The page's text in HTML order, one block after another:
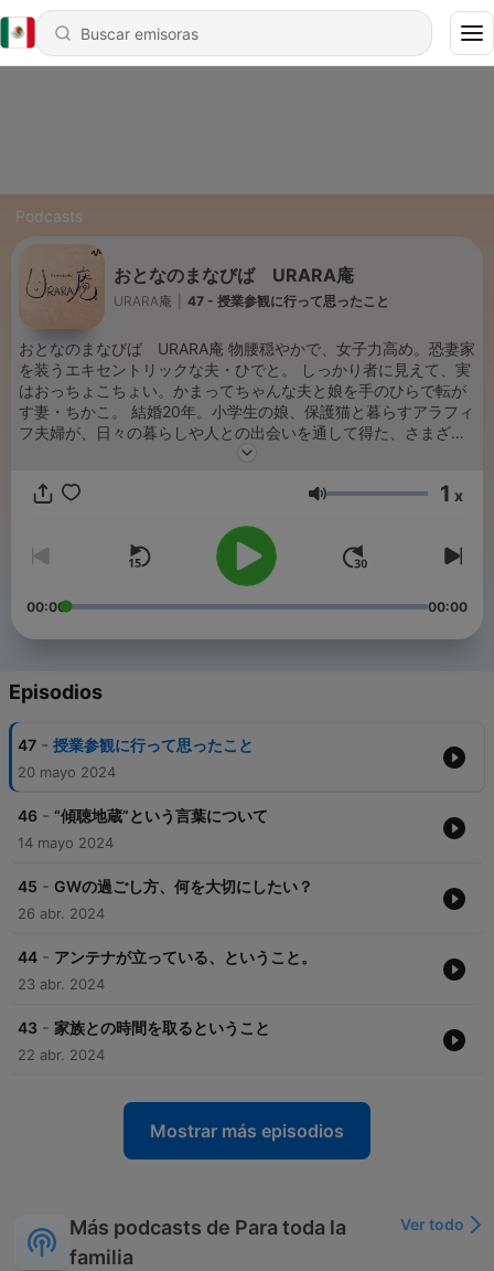
Podcasts
おとなのまなびば URARA庵
URARA庵 47 - 授業参観に行って思ったこと
おとなのまなびば URARA庵 物腰穏やかで、女子力高め。恐妻家
を装うエキセントリックな夫・ひでと。 しっかり者に見えて、実
はおっちょこちょい。かまってちゃんな夫と娘を手のひらで転が
す妻・ちかこ。 結婚20年。小学生の娘、保護猫と暮らすアラフィ
フ夫婦が、日々の暮らしや人との出会いを通して得た、さまざま
な学びと気づきをシェア。自分自身のキャリアと子育て、パート
顔で、自己最幸！ 自分らしく人生を楽しむヒントになれば幸い
ファイル、各種心理学、絵本講座、塾講師経験を活かし、こども
&おとなが「素の自分」を発揮し「なりたい自分」へ成長するサ
ポート。 学生向けオンラインコミュニティ、 パパのためのオンラ
「子育てマナビバradio」
向け「君 the NEXT!」
https://stand.fm/channels/6064e0e8be8d4428b93ef202 妻・
ちかこ ライター／bun-sou-ya代表 編集・ライター歴23年。新聞
記者（16年）を経て、フリーランスに。本人も気づかなかった想
いまで引き出すインタビューを得意とし、人・住まい・暮らしの
専門ライターとして活動。地元メディアでの取材記事のほか、自
費出版・商業出版のブックライティングも手掛ける。現在、イン
タビューでつづる個人史、家族史、企業史づくりに力を注ぐ。
【夫婦の目標】 新しいヒト・モノ・コトとの出会い、ご縁をつな
格差なく、誰もが学び、自己成長し、自分らしい人生を楽しむ社
会をつくる 麗らかな春の陽射しのように、あったか、ほっこり。
ージできる場にしたい！という想いを込めて名づけました(^^)
Volumen 1 x
00:00 00:00
Episodios
47 - 授業参観に行って思ったこと
20 mayo 2024
46 - “傾聴地蔵”という言葉について
14 mayo 2024
45 - GWの過ごし方、何を大切にしたい？
26 abr. 2024
44 - アンテナが立っている、ということ。
23 abr. 2024
43 - 家族との時間を取るということ
22 abr. 2024
Mostrar más episodios
Más podcasts de Para toda la
familia
Ver todo